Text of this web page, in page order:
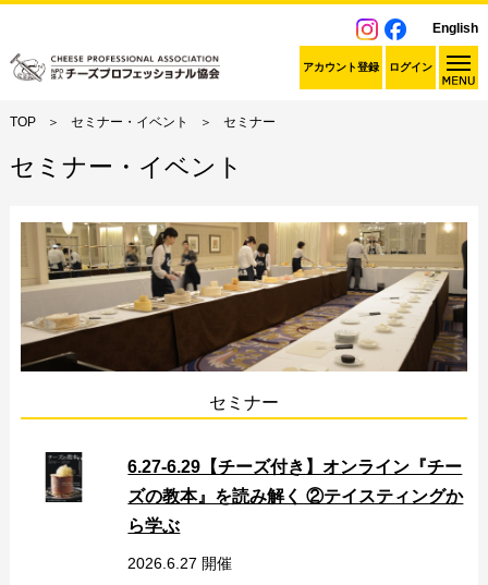
English
アカウント登録 ログイン
TOP セミナー・イベント セミナー
セミナー・イベント
セミナー
6.27-6.29【チーズ付き】オンライン『チー
ズの教本』を読み解く ②テイスティングか
ら学ぶ
2026.6.27 開催